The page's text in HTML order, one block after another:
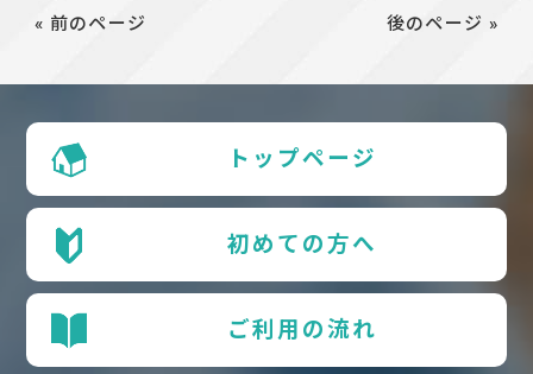
« 前のページ 後のページ »
トップページ
初めての方へ
ご利用の流れ